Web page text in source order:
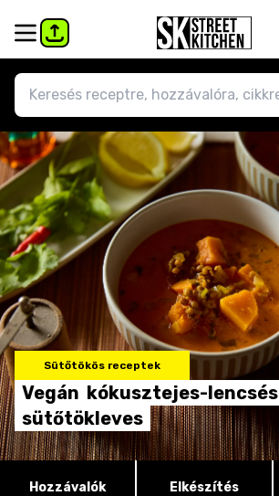
Sütőtökös receptek
Vegán kókusztejes-lencsés
sütőtökleves
Hozzávalók Elkészítés